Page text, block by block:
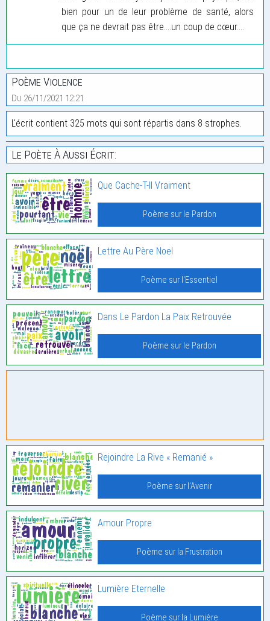
bien pour un de leur problème de santé, alors
que ça ne devrait pas être....un coup de cœur....
Poème Violence
Du 26/11/2021 12:21
L'écrit contient 325 mots qui sont répartis dans 8 strophes.
Le Poète À Aussi Écrit:
Que Cache-T-Il Vraiment
Poème sur le Pardon
Lettre Au Père Noel
Poème sur l'Essentiel
Dans Le Pardon La Paix Retrouvée
Poème sur le Pardon
Rejoindre La Rive « Remanié »
Poème sur l'Avenir
Amour Propre
Poème sur la Frustration
Lumière Eternelle
Poème sur la Lumière